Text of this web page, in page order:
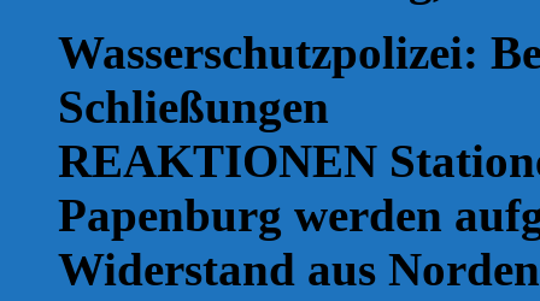
Wasserschutzpolizei:
Schließungen
REAKTIONEN
Papenburg werden
Widerstand aus